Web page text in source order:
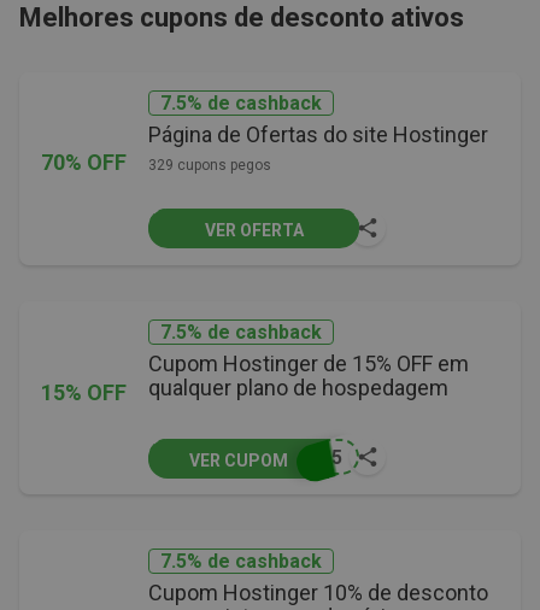
Melhores cupons de desconto ativos
70% OFF
7.5% de cashback
Página de Ofertas do site Hostinger
329 cupons pegos
VER OFERTA
15% OFF
7.5% de cashback
Cupom Hostinger de 15% OFF em
qualquer plano de hospedagem
L15
VER CUPOM
7.5% de cashback
Cupom Hostinger 10% de desconto